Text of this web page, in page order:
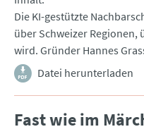
Die KI-gestützte
über Schweizer
wird. Gründer Hannes
Datei herunterladen
Fast wie im